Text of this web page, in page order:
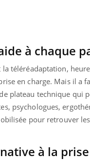
à chaque
la téléréadaptation,
en charge. Mais il a
plateau technique qui
psychologues,
pour retrouver
à la